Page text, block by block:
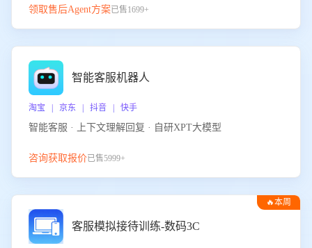
领取售后Agent方案已售1699+
智能客服机器人
淘宝 | 京东 | 抖音 | 快手
智能客服 · 上下文理解回复 · 自研XPT大模型
咨询获取报价已售5999+
🔥本周
客服模拟接待训练-数码3C